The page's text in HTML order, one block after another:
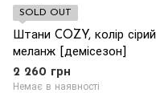
SOLD OUT
Штани COZY, колір сірий
меланж [демісезон]
2 260 грн
Немає в наявності